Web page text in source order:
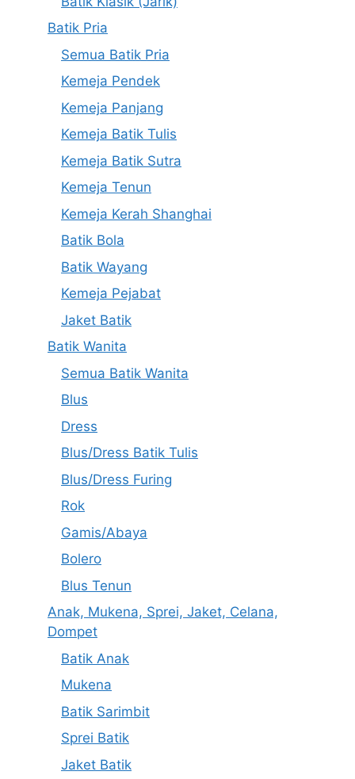
Batik Pria
Semua Batik Pria
Kemeja Pendek
Kemeja Panjang
Kemeja Batik Tulis
Kemeja Batik Sutra
Kemeja Tenun
Kemeja Kerah Shanghai
Batik Bola
Batik Wayang
Kemeja Pejabat
Jaket Batik
Batik Wanita
Semua Batik Wanita
Blus
Dress
Blus/Dress Batik Tulis
Blus/Dress Furing
Rok
Gamis/Abaya
Bolero
Blus Tenun
Anak, Mukena, Sprei, Jaket, Celana,
Dompet
Batik Anak
Mukena
Batik Sarimbit
Sprei Batik
Jaket Batik